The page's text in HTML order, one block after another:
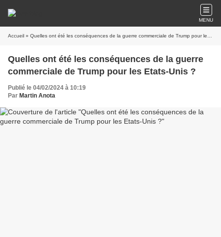
MENU
Accueil » Quelles ont été les conséquences de la guerre commerciale de Trump pour les Etats-Unis ?
Quelles ont été les conséquences de la guerre
commerciale de Trump pour les Etats-Unis ?
Publié le 04/02/2024 à 10:19
Par Martin Anota